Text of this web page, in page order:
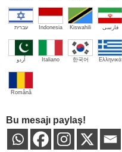
עברית Indonesia Kiswahili فارسی
اُردو Italiano 한국어 Ελληνικά
Română
Bu mesajı paylaş!